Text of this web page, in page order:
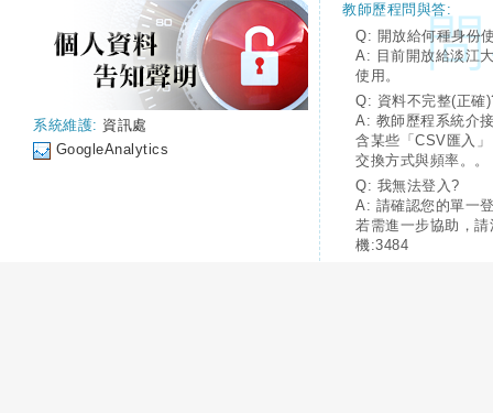
系統維護: 資訊處
GoogleAnalytics
教師歷程問與答:
Q: 開放給何種身份
A: 目前開放給淡江
使用。
Q: 資料不完整(正確
A: 教師歷程系統介
含某些「CSV匯入
交換方式與頻率。。
Q: 我無法登入?
A: 請確認您的單一
若需進一步協助，
機:3484